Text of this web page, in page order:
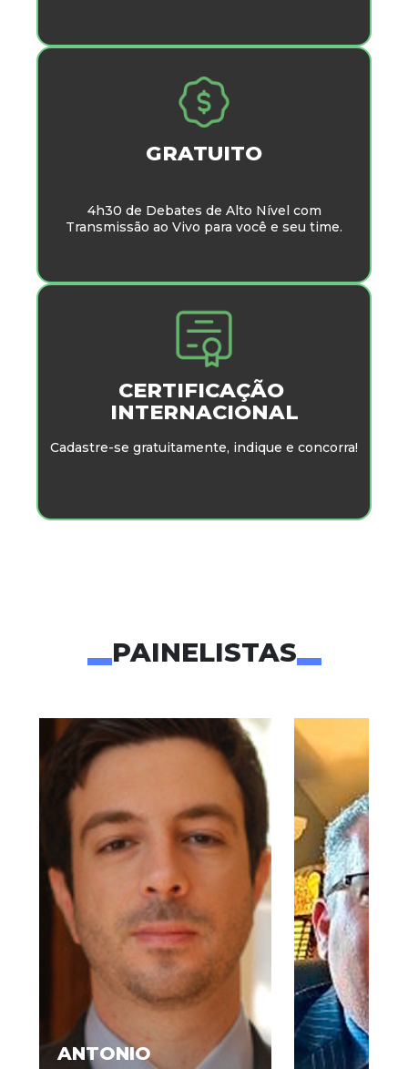
GRATUITO
4h30 de Debates de Alto Nível com
Transmissão ao Vivo para você e seu time.
CERTIFICAÇÃO
INTERNACIONAL
Cadastre-se gratuitamente, indique e concorra!
PAINELISTAS
ANTONIO